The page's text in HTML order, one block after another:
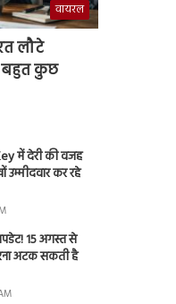
वायरल
लौटे
बहुत कुछ
में देरी की वजह
उम्मीदवार कर रहे
15 अगस्त से
अटक सकती है